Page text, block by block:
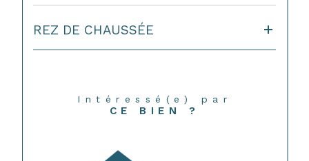
REZ DE CHAUSSÉE
Intéressé(e) par
CE BIEN ?